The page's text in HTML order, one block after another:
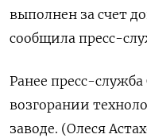
выполнен за счет
сообщила пресс-
Ранее пресс-
возгорании
заводе. (Олеся